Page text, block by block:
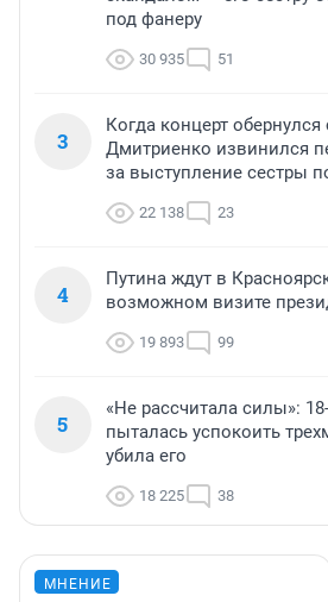
под фанеру
30 935 51
3
Когда концерт
Дмитриенко извинился
за выступление сестры
22 138 23
4
Путина ждут в
возможном визите
19 893 99
5
«Не рассчитала силы»:
пыталась успокоить
убила его
18 225 38
МНЕНИЕ